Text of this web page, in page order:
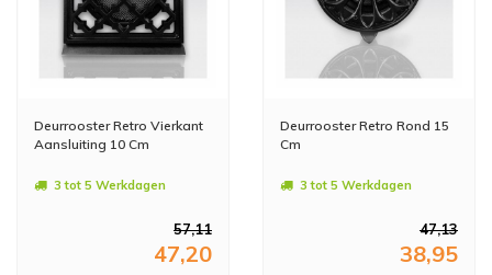
Deurrooster Retro Vierkant
Aansluiting 10 Cm
3 tot 5 Werkdagen
57,11
47,20
Deurrooster Retro Rond 15
Cm
3 tot 5 Werkdagen
47,13
38,95